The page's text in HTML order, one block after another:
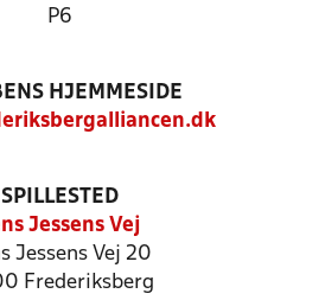
P6
HJEMMESIDE
SPILLESTED
Jessens Vej
Jessens Vej 20
Frederiksberg